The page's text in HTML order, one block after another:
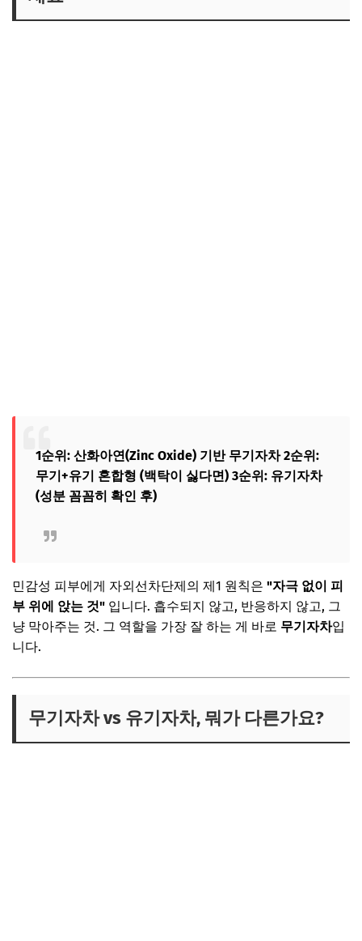
1순위: 산화아연(Zinc Oxide) 기반 무기자차 2순위:
무기+유기 혼합형 (백탁이 싫다면) 3순위: 유기자차
(성분 꼼꼼히 확인 후)
민감성 피부에게 자외선차단제의 제1 원칙은 "자극 없이 피
부 위에 앉는 것" 입니다. 흡수되지 않고, 반응하지 않고, 그
냥 막아주는 것. 그 역할을 가장 잘 하는 게 바로 무기자차입
니다.
무기자차 vs 유기자차, 뭐가 다른가요?